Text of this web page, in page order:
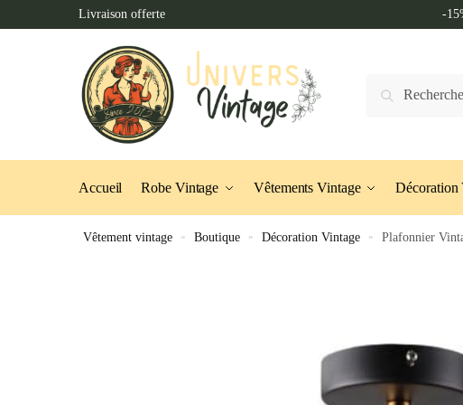
to
to
Livraison offerte -
Accueil Robe Vintage Vêtements Vintage Décoration
Vêtement vintage » Boutique » Décoration Vintage » Plafonnier